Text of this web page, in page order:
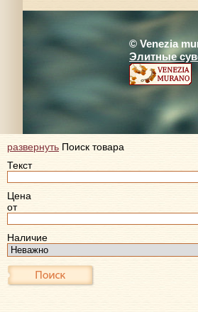
© Venezia
Элитные
развернуть Поиск товара
Текст
Цена
от
Наличие